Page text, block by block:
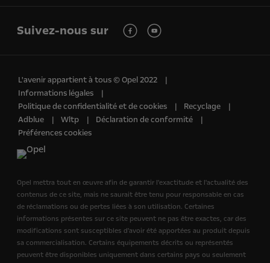
Suivez-nous sur
L'avenir appartient à tous © Opel 2022
Informations légales
Politique de confidentialité et de cookies
Recyclage
Adblue
Wltp
Déclaration de conformité
Préférences cookies
Opel mettra tout en œuvre afin de garantir l'exactitude et l'actualité des
contenus de ce site, mais ne saurait être tenu pour responsable en cas
de réclamations ou de pertes liées à son utilisation. Certaines
informations présentes sur ce site peuvent ne pas être exactes, car des
modifications sont susceptibles d'avoir été apportées au produit depuis
sa commercialisation. Certains équipements décrits ou représentés
peuvent être disponibles uniquement dans certains pays ou seulement